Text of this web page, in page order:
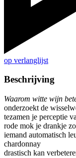
op verlanglijst
Beschrijving
Waarom witte wijn
onderzoekt de
tezamen je perceptie
rode mok je drankje
iemand automatisch
chardonnay
drastisch kan